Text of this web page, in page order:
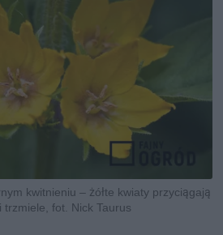
kwitnieniu – żółte kwiaty przyciągają
trzmiele, fot. Nick Taurus